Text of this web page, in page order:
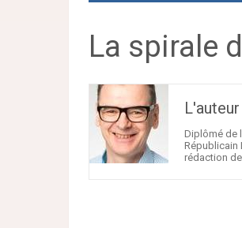
La spirale
Diplômé de
Républicain
rédaction